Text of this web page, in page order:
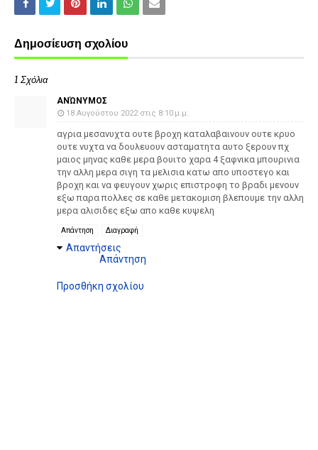
Δημοσίευση σχολίου
1 Σχόλια
ΑΝΏΝΥΜΟΣ
18 Αυγούστου 2022 στις 8:10 μ.μ.
αγρια μεσανυχτα ουτε βροχη καταλαβαινουν ουτε κρυο
ουτε νυχτα να δουλευουν ασταματητα αυτο ξερουν πχ
μαιος μηνας καθε μερα βουιτο χαρα 4 ξαφνικα μπουρινια
την αλλη μερα σιγη τα μελισια κατω απο υποστεγο και
βροχη και να φευγουν χωρις επιστροφη το βραδι μενουν
εξω παρα πολλες σε καθε μετακομιση βλεπουμε την αλλη
μερα αλισιδες εξω απο καθε κυψελη
Απάντηση Διαγραφή
Απαντήσεις
Απάντηση
Προσθήκη σχολίου